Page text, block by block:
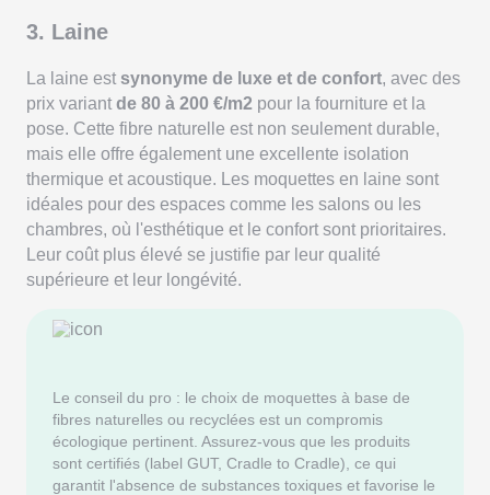
3. Laine
La laine est synonyme de luxe et de confort, avec des
prix variant de 80 à 200 €/m2 pour la fourniture et la
pose. Cette fibre naturelle est non seulement durable,
mais elle offre également une excellente isolation
thermique et acoustique. Les moquettes en laine sont
idéales pour des espaces comme les salons ou les
chambres, où l'esthétique et le confort sont prioritaires.
Leur coût plus élevé se justifie par leur qualité
supérieure et leur longévité.
Le conseil du pro : le choix de moquettes à base de
fibres naturelles ou recyclées est un compromis
écologique pertinent. Assurez-vous que les produits
sont certifiés (label GUT, Cradle to Cradle), ce qui
garantit l'absence de substances toxiques et favorise le